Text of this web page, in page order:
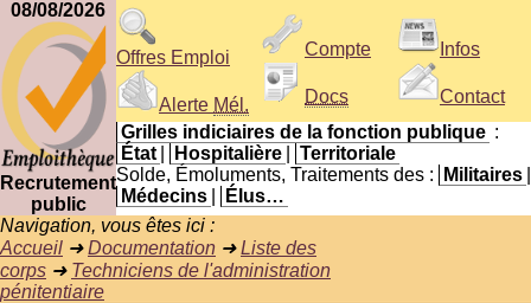
08/08/2026
Recrutement
public
Offres Emploi
Alerte Mél.
Compte
Docs
Infos
Contact
Grilles indiciaires de la fonction publique :
État
Hospitalière
Territoriale
Solde, Émoluments, Traitements des :
Militaires
Médecins
Élus…
Navigation, vous êtes ici :
Accueil ➜Documentation ➜Liste des
corps ➜ Techniciens de l'administration
pénitentiaire